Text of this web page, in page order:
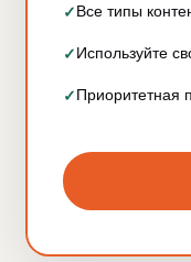
Все типы
Используйте
Приоритетная